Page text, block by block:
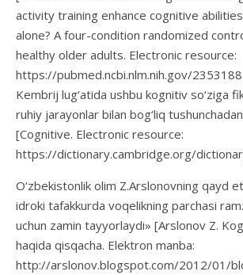
activity training enhance cognitive
alone? A four-condition randomized
healthy older adults. Electronic resource:
https://pubmed.ncbi.nlm.nih.gov/
Kembrij lug‘atida ushbu kognitiv so‘ziga
ruhiy jarayonlar bilan bog‘liq
[Cognitive. Electronic resource:
https://dictionary.cambridge.org/
O‘zbekistonlik olim Z.Arslonovning qayd
idroki tafakkurda voqelikning parchasi
uchun zamin tayyorlaydi» [Arslonov Z.
haqida qisqacha. Elektron manba:
http://arslonov.blogspot.com/2012/01/